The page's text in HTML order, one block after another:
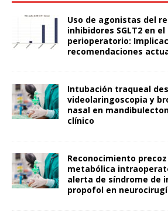
Uso de agonistas del
inhibidores SGLT2 en
perioperatorio:
recomendaciones
Intubación traqueal
videolaringoscopia y
nasal en
clínico
Reconocimiento
metabólica
alerta de síndrome de
propofol en